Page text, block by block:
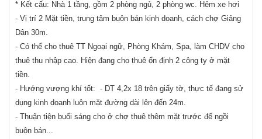
* Kết cấu: Nhà 1 tầng, gồm 2 phòng ngủ, 2 phòng wc. Hẻm xe hơi
- Vị trí 2 Mặt tiền, trung tâm buôn bán kinh doanh, cách chợ Giảng
Dân 30m.
- Có thể cho thuê TT Ngoại ngữ, Phòng Khám, Spa, làm CHDV cho
thuê thu nhập cao. Hiện đang cho thuê ổn định 2 công ty ở mặt
tiền.
- Hướng vượng khí tốt: - DT 4,2x 18 trên giấy tờ, thực tế đang sử
dụng kinh doanh luôn mặt đường dài lên đến 24m.
- Thuận tiện buổi sáng cho ở chợ thuê thêm mặt trước để ngồi
buôn bán...